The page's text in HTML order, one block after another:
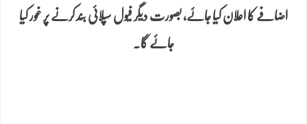
اضافے کا اعلان کیا جائے، بصورت دیگر فیول سپلائی بند کرنے پر غور کیا
جائے گا۔